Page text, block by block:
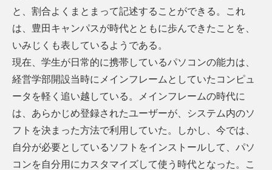
と、割合よくまとまって記述することができる。これ
は、豊田キャンパスが時代とともに歩んできたことを、
いみじくも表しているようである。
現在、学生が日常的に携帯しているパソコンの能力は、
経営学部開設当時にメインフレームとしていたコンピュ
ータを軽く追い越している。メインフレームの時代に
は、あらかじめ登録されたユーザーが、システム内のソ
フトを決まった方法で利用していた。しかし、今では、
自分が必要としているソフトをインストールして、パソ
コンを自分用にカスタマイズして使う時代となった。こ